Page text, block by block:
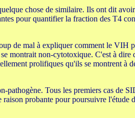
chose de similaire. Ils ont dit
pour quantifier la fraction des T4
de mal à expliquer comment le
montrait non-cytotoxique. C'est à
prolifiques qu'ils se montrent à
Tous les premiers cas de
probante pour poursuivre